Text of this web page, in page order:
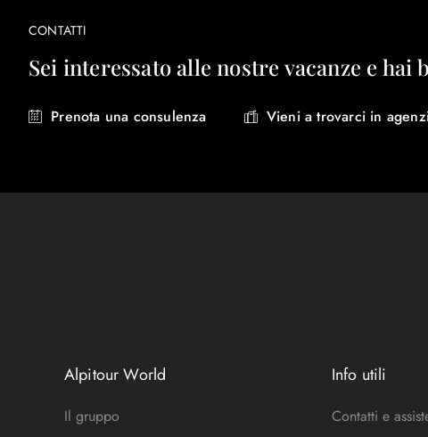
CONTATTI
Sei interessato alle nostre vacanze e
Prenota una consulenza Vieni a trovarci in
Alpitour World
Il gruppo
Info utili
Contatti e